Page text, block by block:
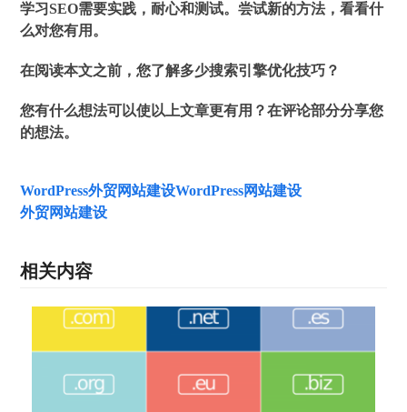
学习SEO需要实践，耐心和测试。尝试新的方法，看看什
么对您有用。
在阅读本文之前，您了解多少搜索引擎优化技巧？
您有什么想法可以使以上文章更有用？在评论部分分享您
的想法。
WordPress外贸网站建设WordPress网站建设
外贸网站建设
相关内容